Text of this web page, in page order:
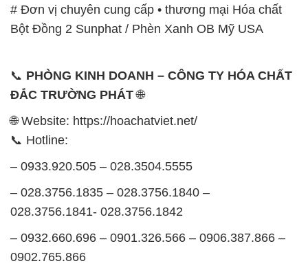
# Đơn vị chuyên cung cấp • thương mại Hóa chất
Bột Đồng 2 Sunphat / Phèn Xanh OB Mỹ USA
📞 PHÒNG KINH DOANH – CÔNG TY HÓA CHẤT
ĐẮC TRƯỜNG PHÁT🌐
🌐 Website: https://hoachatviet.net/
📞 Hotline:
– 0933.920.505 – 028.3504.5555
– 028.3756.1835 – 028.3756.1840 –
028.3756.1841- 028.3756.1842
– 0932.660.696 – 0901.326.566 – 0906.387.866 –
0902.765.866